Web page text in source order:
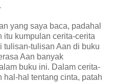
yang saya baca, padahal
itu kumpulan cerita-cerita
tulisan-tulisan Aan di buku
Aan banyak
buku ini. Dalam cerita-
hal tentang cinta, patah